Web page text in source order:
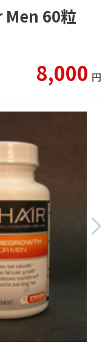
60粒
8,000 円